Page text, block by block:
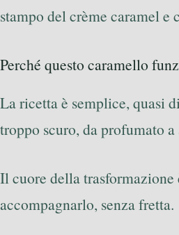
stampo del crème caramel
Perché questo caramello
La ricetta è semplice, quasi
troppo scuro, da profumato
Il cuore della trasformazione
accompagnarlo, senza fretta.